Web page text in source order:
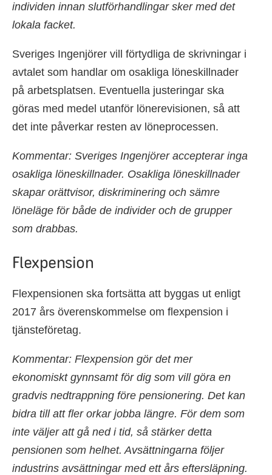
individen innan slutförhandlingar sker med det
lokala facket.
Sveriges Ingenjörer vill förtydliga de skrivningar i
avtalet som handlar om osakliga löneskillnader
på arbetsplatsen. Eventuella justeringar ska
göras med medel utanför lönerevisionen, så att
det inte påverkar resten av löneprocessen.
Kommentar: Sveriges Ingenjörer accepterar inga
osakliga löneskillnader. Osakliga löneskillnader
skapar orättvisor, diskriminering och sämre
löneläge för både de individer och de grupper
som drabbas.
Flexpension
Flexpensionen ska fortsätta att byggas ut enligt
2017 års överenskommelse om flexpension i
tjänsteföretag.
Kommentar: Flexpension gör det mer
ekonomiskt gynnsamt för dig som vill göra en
gradvis nedtrappning före pensionering. Det kan
bidra till att fler orkar jobba längre. För dem som
inte väljer att gå ned i tid, så stärker detta
pensionen som helhet. Avsättningarna följer
industrins avsättningar med ett års eftersläpning.